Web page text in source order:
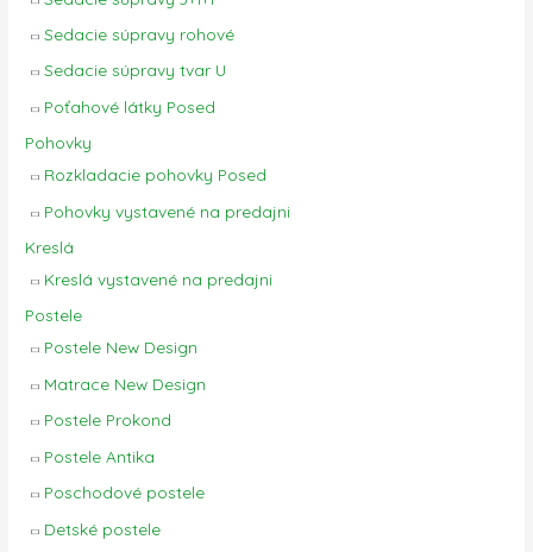
Sedacie súpravy rohové
Sedacie súpravy tvar U
Poťahové látky Posed
Pohovky
Rozkladacie pohovky Posed
Pohovky vystavené na predajni
Kreslá
Kreslá vystavené na predajni
Postele
Postele New Design
Matrace New Design
Postele Prokond
Postele Antika
Poschodové postele
Detské postele